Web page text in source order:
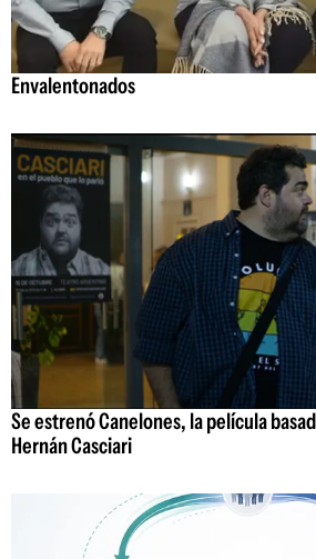
Envalentonados
Se estrenó Canelones, la película
Hernán Casciari